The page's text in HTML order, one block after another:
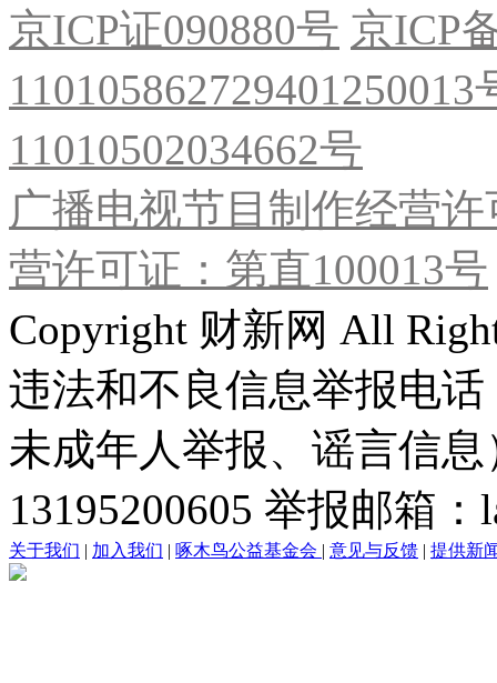
京ICP证090880号 京ICP
11010502034662号
广播电视节目制作经营
营许可证：第直100013号
Copyright 财新网 All
违法和不良信息举报电
未成年人举报、谣言信
13195200605 举报邮箱
关于我们 | 加入我们 | 啄木鸟公益基金会 | 意见与反馈 | 提供新